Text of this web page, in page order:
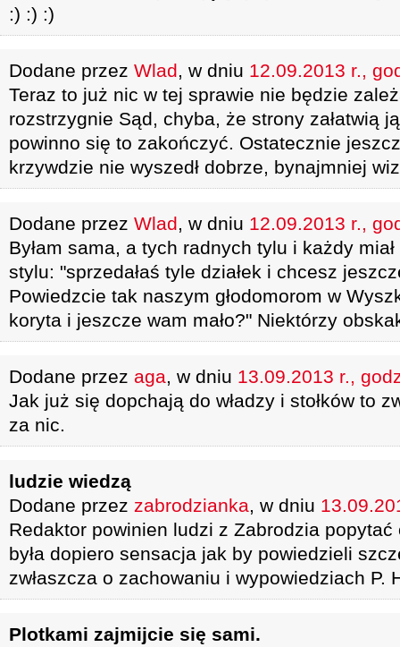
:) :) :)
Dodane przez Wlad, w dniu 12.09.2013 r.,
Teraz to już nic w tej sprawie nie będzie
rozstrzygnie Sąd, chyba, że strony załatwią
powinno się to zakończyć. Ostatecznie
krzywdzie nie wyszedł dobrze, bynajmniej
Dodane przez Wlad, w dniu 12.09.2013 r.,
Byłam sama, a tych radnych tylu i każdy
stylu: "sprzedałaś tyle działek i chcesz
Powiedzcie tak naszym głodomorom w
koryta i jeszcze wam mało?" Niektórzy
Dodane przez aga, w dniu 13.09.2013 r.,
Jak już się dopchają do władzy i stołków to
za nic.
ludzie wiedzą
Dodane przez zabrodzianka, w dniu
Redaktor powinien ludzi z Zabrodzia popytać
była dopiero sensacja jak by powiedzieli
zwłaszcza o zachowaniu i wypowiedziach P.
Plotkami zajmijcie się sami.